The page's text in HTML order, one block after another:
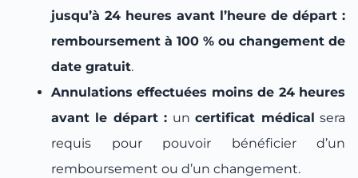
jusqu’à 24 heures avant l’heure de départ :
remboursement à 100 % ou changement de
date gratuit.
Annulations effectuées moins de 24 heures
avant le départ : uncertificat médical sera
requis pour pouvoir bénéficier d’un
remboursement ou d’un changement.